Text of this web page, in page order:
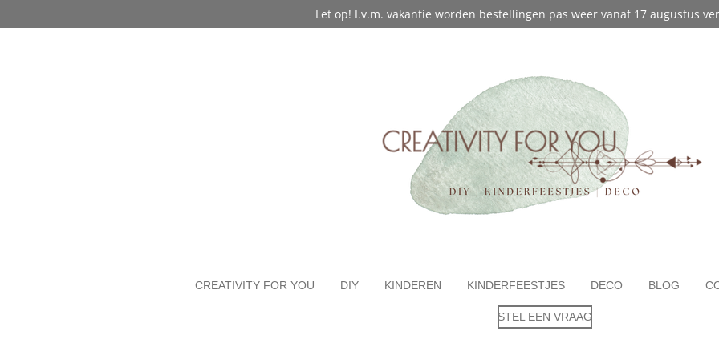
direct
Let op! I.v.m. vakantie worden bestellingen pas weer vanaf 17 augustus
CREATIVITY FOR YOU DIY KINDEREN KINDERFEESTJES DECO BLOG
STEL EEN VRAAG